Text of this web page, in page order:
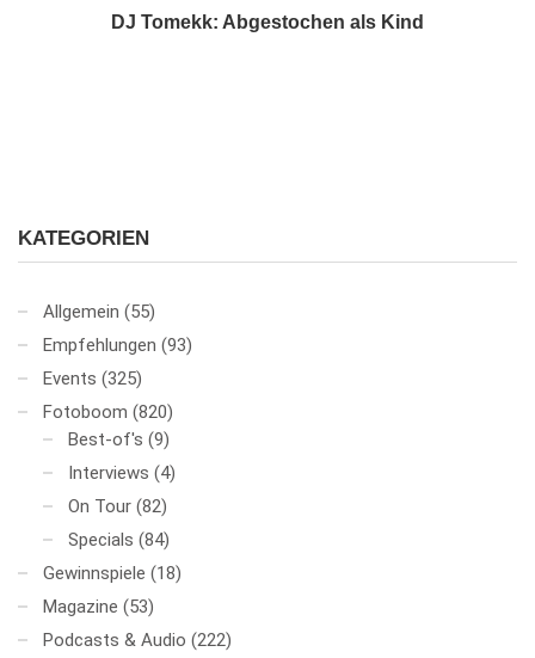
DJ Tomekk: Abgestochen als Kind
KATEGORIEN
Allgemein (55)
Empfehlungen (93)
Events (325)
Fotoboom (820)
Best-of's (9)
Interviews (4)
On Tour (82)
Specials (84)
Gewinnspiele (18)
Magazine (53)
Podcasts & Audio (222)